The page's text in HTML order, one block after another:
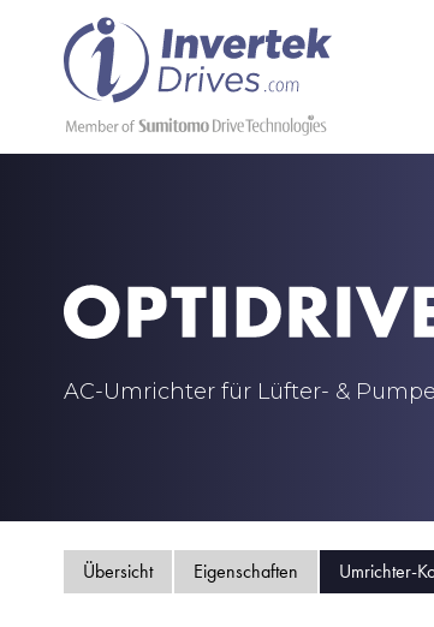
AC-Umrichter für Lüfter- &
Übersicht Eigenschaften Umrichter-